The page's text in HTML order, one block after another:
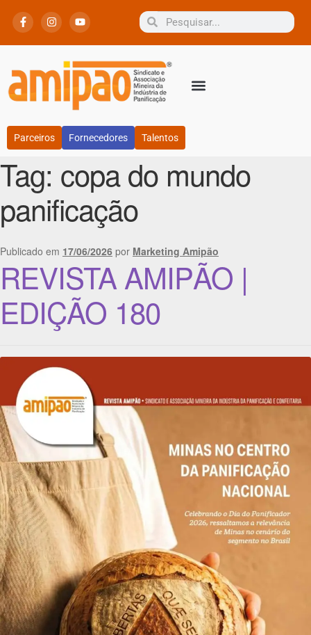
Parceiros Fornecedores Talentos
Tag: copa do mundo
panificação
Publicado em 17/06/2026 por Marketing Amipão
REVISTA AMIPÃO |
EDIÇÃO 180